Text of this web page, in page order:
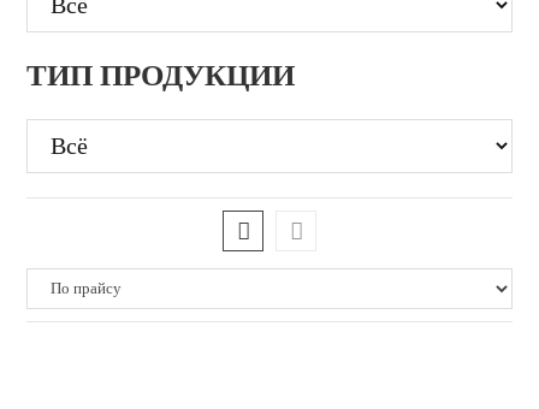
ТИП ПРОДУКЦИИ